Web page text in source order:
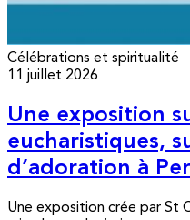
Célébrations et spiritualité
11 juillet 2026
Une exposition
eucharistiques,
d’adoration à
Une exposition crée par St